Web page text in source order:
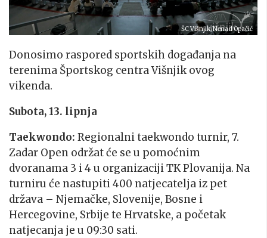
ŠC Višnjik/Nenad Opačić
Donosimo raspored sportskih događanja na
terenima Športskog centra Višnjik ovog
vikenda.
Subota, 13. lipnja
Taekwondo: Regionalni taekwondo turnir, 7.
Zadar Open održat će se u pomoćnim
dvoranama 3 i 4 u organizaciji TK Plovanija. Na
turniru će nastupiti 400 natjecatelja iz pet
država – Njemačke, Slovenije, Bosne i
Hercegovine, Srbije te Hrvatske, a početak
natjecanja je u 09:30 sati.